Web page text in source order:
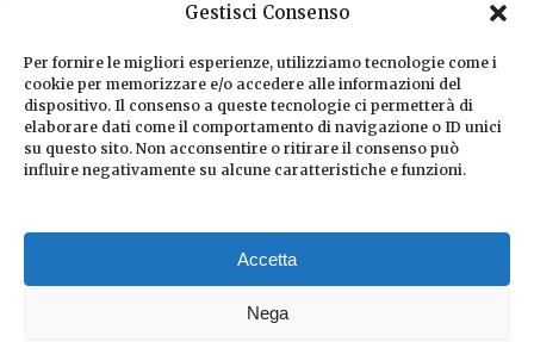
Gestisci Consenso
Per fornire le migliori esperienze, utilizziamo tecnologie come i
cookie per memorizzare e/o accedere alle informazioni del
dispositivo. Il consenso a queste tecnologie ci permetterà di
elaborare dati come il comportamento di navigazione o ID unici
su questo sito. Non acconsentire o ritirare il consenso può
influire negativamente su alcune caratteristiche e funzioni.
Accetta
Nega
CONDIZIONI DI VENDITA
INFORMATIVA SULLA PRIVACY
COOKIE POLICY